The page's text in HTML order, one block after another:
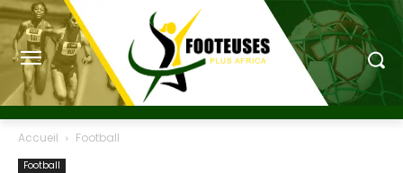
Accueil Football
Football